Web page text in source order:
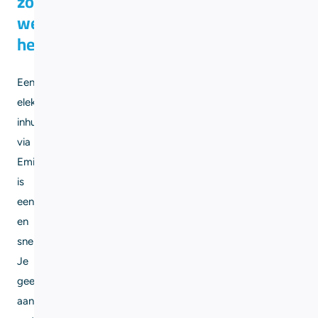
werkt
het
Een
elektricien
inhuren
via
Eming
is
eenvoudig
en
snel.
Je
geeft
aan